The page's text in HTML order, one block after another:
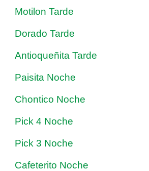
Motilon Tarde
Dorado Tarde
Antioqueñita Tarde
Paisita Noche
Chontico Noche
Pick 4 Noche
Pick 3 Noche
Cafeterito Noche